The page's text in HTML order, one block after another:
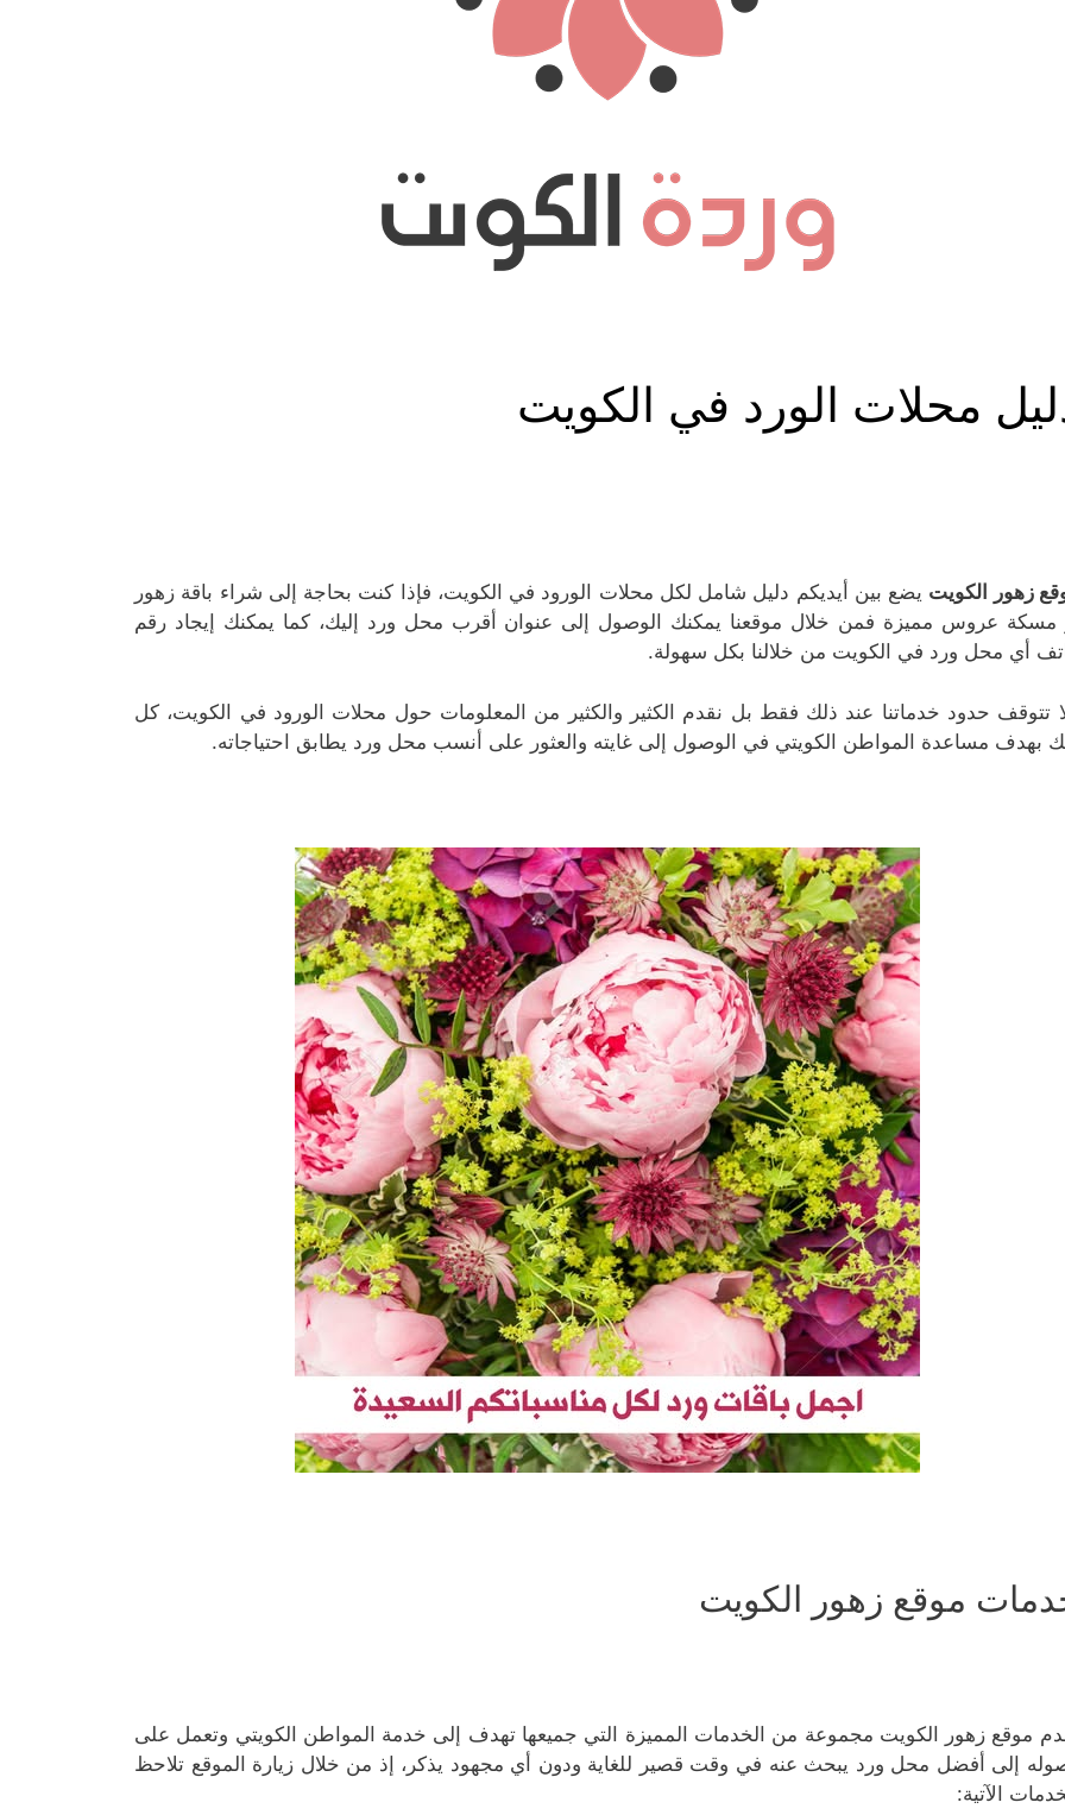
محلات الورد في الكويت
زهور الكويت يضع بين أيديكم دليل شامل لكل محلات الورود في الكويت، فإذا كنت بحاجة إلى شراء باقة زهور
مسكة عروس مميزة فمن خلال موقعنا يمكنك الوصول إلى عنوان أقرب محل ورد إليك، كما يمكنك إيجاد رقم
أي محل ورد في الكويت من خلالنا بكل سهولة.
تتوقف حدود خدماتنا عند ذلك فقط بل نقدم الكثير والكثير من المعلومات حول محلات الورود في الكويت، كل
بهدف مساعدة المواطن الكويتي في الوصول إلى غايته والعثور على أنسب محل ورد يطابق احتياجاته.
موقع زهور الكويت
موقع زهور الكويت مجموعة من الخدمات المميزة التي جميعها تهدف إلى خدمة المواطن الكويتي وتعمل على
إلى أفضل محل ورد يبحث عنه في وقت قصير للغاية ودون أي مجهود يذكر، إذ من خلال زيارة الموقع تلاحظ
الآتية: